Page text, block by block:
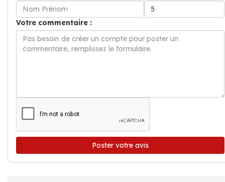
Votre commentaire :
Poster votre avis